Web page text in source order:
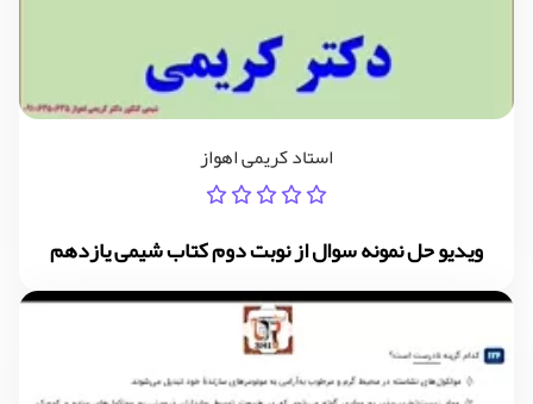
استاد کریمی اهواز
ویدیو حل نمونه سوال از نوبت دوم کتاب شیمی یازدهم